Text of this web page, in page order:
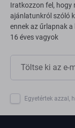
Iratkozzon fel, hogy
ajánlatunkról szóló
ennek az űrlapnak
16 éves vagyok
Egyetértek azzal,